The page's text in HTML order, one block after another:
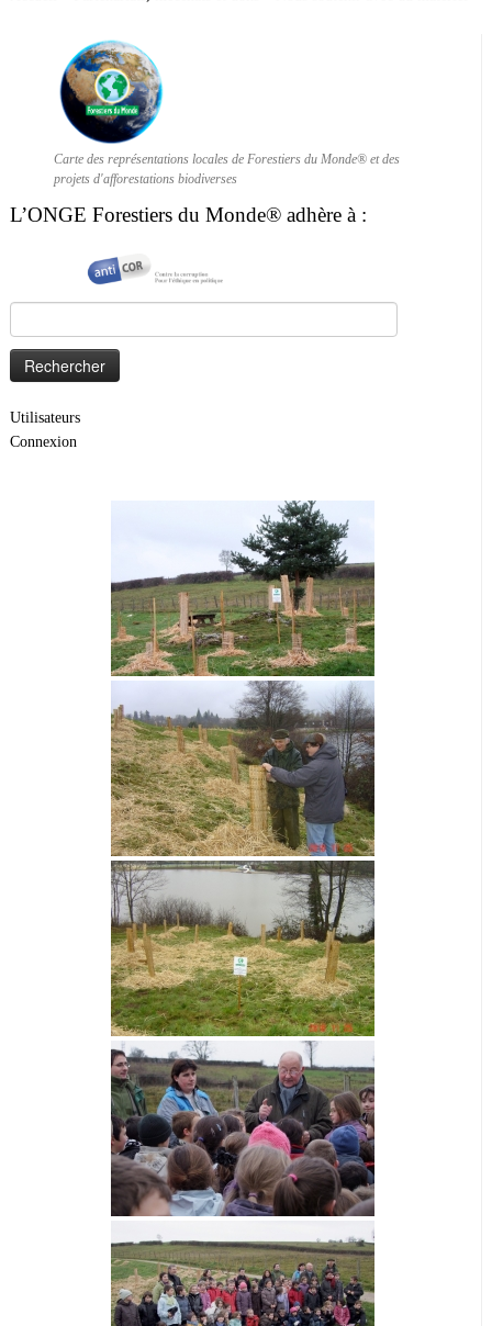
Carte des représentations locales de Forestiers du Monde® et des
projets d'afforestations biodiverses
L’ONGE Forestiers du Monde® adhère à :
Utilisateurs
Connexion